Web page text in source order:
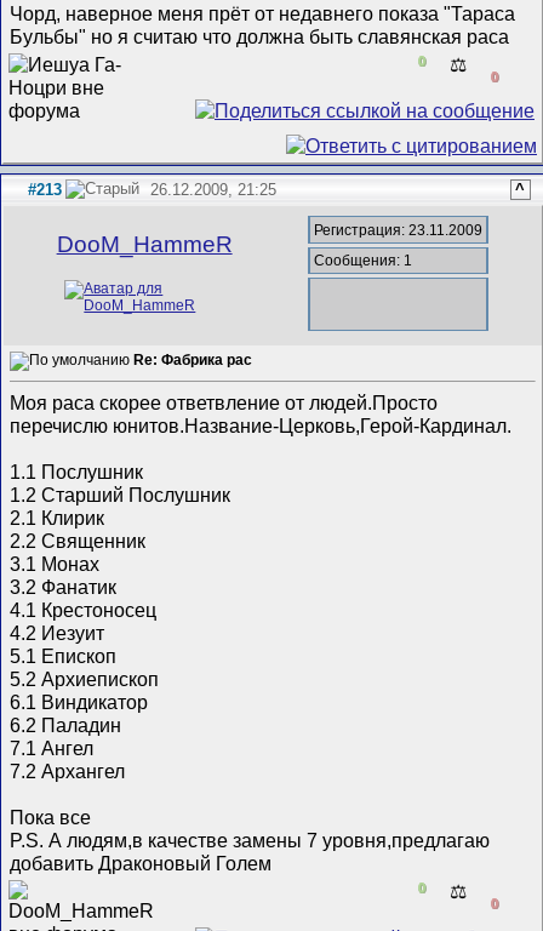
Чорд, наверное меня прёт от недавнего показа "Тараса
Бульбы" но я считаю что должна быть славянская раса
0 ⚖️
0
#213 26.12.2009, 21:25 ^
DooM_HammeR
Регистрация: 23.11.2009
Сообщения: 1
Re: Фабрика рас
Моя раса скорее ответвление от людей.Просто
перечислю юнитов.Название-Церковь,Герой-Кардинал.
1.1 Послушник
1.2 Старший Послушник
2.1 Клирик
2.2 Священник
3.1 Монах
3.2 Фанатик
4.1 Крестоносец
4.2 Иезуит
5.1 Епископ
5.2 Архиепископ
6.1 Виндикатор
6.2 Паладин
7.1 Ангел
7.2 Архангел
Пока все
P.S. А людям,в качестве замены 7 уровня,предлагаю
добавить Драконовый Голем
0 ⚖️
0